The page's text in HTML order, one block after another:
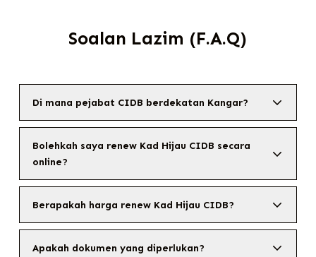
Soalan Lazim (F.A.Q)
Di mana pejabat CIDB berdekatan Kangar?
Bolehkah saya renew Kad Hijau CIDB secara
online?
Berapakah harga renew Kad Hijau CIDB?
Apakah dokumen yang diperlukan?